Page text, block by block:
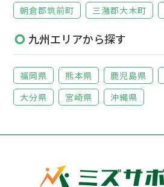
朝倉郡筑前町
三潴郡大木町
九州エリアから探す
福岡県 熊本県 鹿児島県
大分県
宮崎県 沖縄県